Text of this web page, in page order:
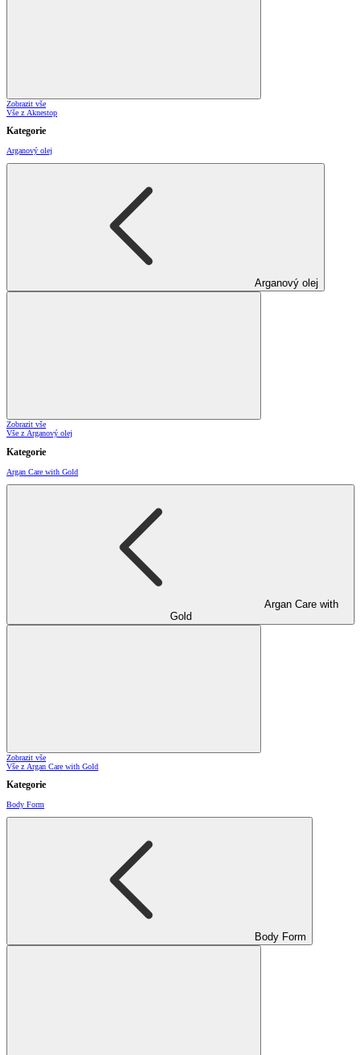
Zobrazit vše
Vše z Aknestop
Kategorie
Arganový olej
Arganový olej
Zobrazit vše
Vše z Arganový olej
Kategorie
Argan Care with Gold
Argan Care with
Gold
Zobrazit vše
Vše z Argan Care with Gold
Kategorie
Body Form
Body Form